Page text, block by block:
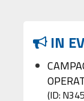
IN
(ID: